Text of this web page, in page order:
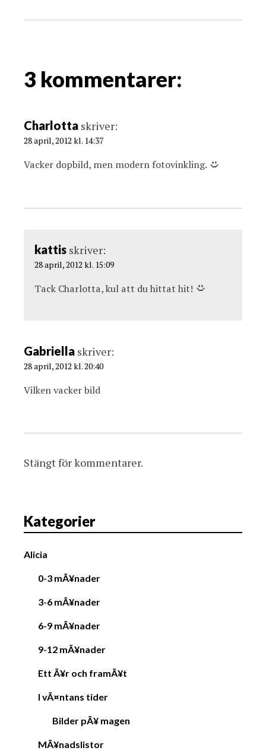
a
g
a
i
o
3 kommentarer:
Charlotta skriver:
28 april, 2012 kl. 14:37
Vacker dopbild, men modern fotovinkling.
kattis skriver:
28 april, 2012 kl. 15:09
Tack Charlotta, kul att du hittat hit!
Gabriella skriver:
28 april, 2012 kl. 20:40
Vilken vacker bild
Stängt för kommentarer.
Kategorier
Alicia
0-3 mÃ¥nader
3-6 mÃ¥nader
6-9 mÃ¥nader
9-12 mÃ¥nader
Ett Ã¥r och framÃ¥t
I vÃ¤ntans tider
Bilder pÃ¥ magen
MÃ¥nadslistor